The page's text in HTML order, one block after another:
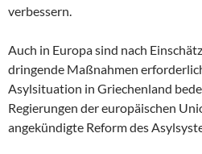
verbessern.
Auch in Europa sind nach
dringende Maßnahmen
Asylsituation in Griechenland
Regierungen der europäischen
angekündigte Reform des